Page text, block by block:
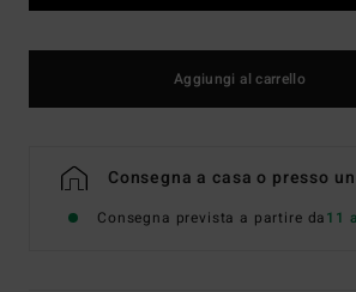
Aggiungi al carrello
Consegna a casa o presso
Consegna prevista a partire da11